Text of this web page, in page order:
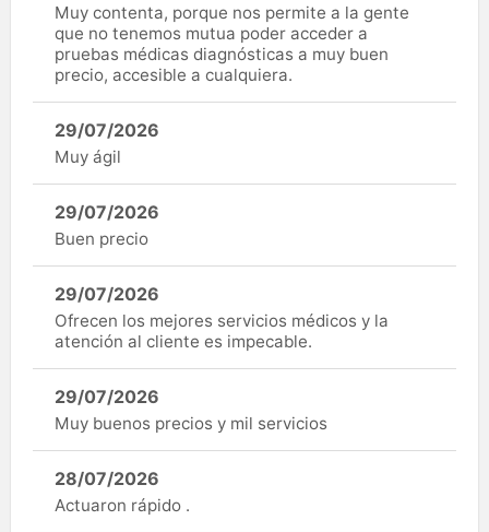
Muy contenta, porque nos permite a la gente
que no tenemos mutua poder acceder a
pruebas médicas diagnósticas a muy buen
precio, accesible a cualquiera.
29/07/2026
Muy ágil
29/07/2026
Buen precio
29/07/2026
Ofrecen los mejores servicios médicos y la
atención al cliente es impecable.
29/07/2026
Muy buenos precios y mil servicios
28/07/2026
Actuaron rápido .